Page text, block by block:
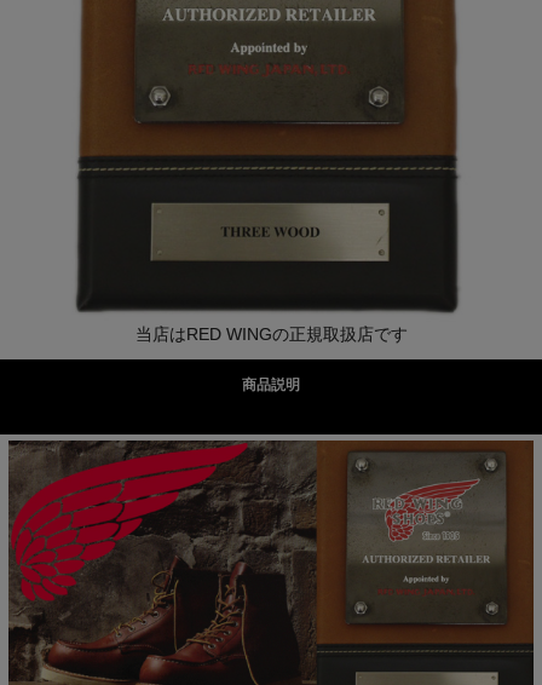
当店はRED WINGの正規取扱店です
商品説明